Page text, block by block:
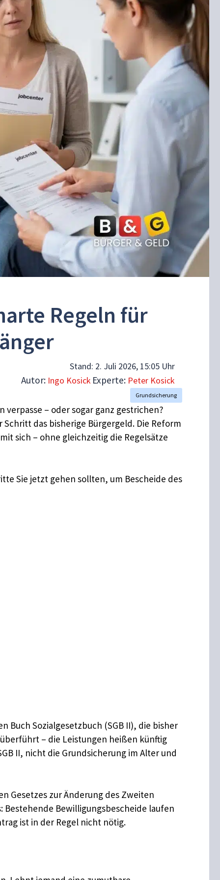
Regeln für
Stand: 2. Juli 2026, 15:05 Uhr
Autor: Ingo Kosick Experte: Peter Kosick
Grundsicherung
– oder sogar ganz gestrichen?
das bisherige Bürgergeld. Die Reform
sich – ohne gleichzeitig die Regelsätze
Sie jetzt gehen sollten, um Bescheide des
Sozialgesetzbuch (SGB II), die bisher
– die Leistungen heißen künftig
II, nicht die Grundsicherung im Alter und
Gesetzes zur Änderung des Zweiten
Bestehende Bewilligungsbescheide laufen
ist in der Regel nicht nötig.